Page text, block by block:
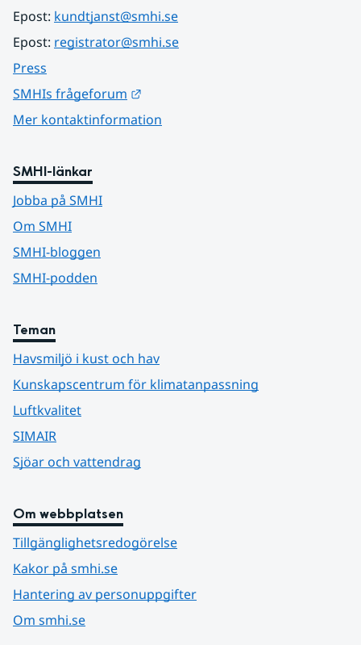
Epost: kundtjanst@smhi.se
Epost: registrator@smhi.se
Press
SMHIs frågeforum
Mer kontaktinformation
SMHI-länkar
Jobba på SMHI
Om SMHI
SMHI-bloggen
SMHI-podden
Teman
Havsmiljö i kust och hav
Kunskapscentrum för klimatanpassning
Luftkvalitet
SIMAIR
Sjöar och vattendrag
Om webbplatsen
Tillgänglighetsredogörelse
Kakor på smhi.se
Hantering av personuppgifter
Om smhi.se